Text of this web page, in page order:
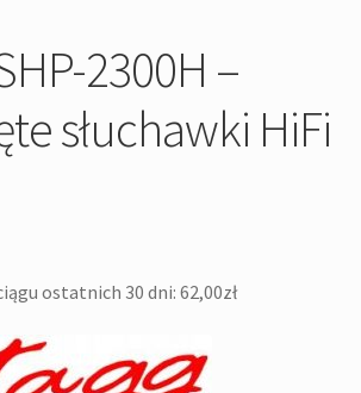
2300H –
słuchawki HiFi
ostatnich 30 dni: 62,00zł